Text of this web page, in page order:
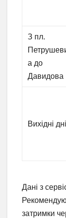
З пл.
а до
Давидова
Вихідні дні
Дані з
затримки